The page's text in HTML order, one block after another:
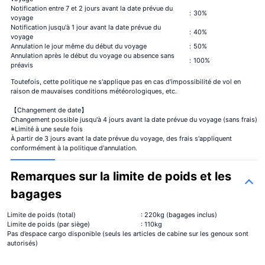
Notification entre 7 et 2 jours avant la date prévue du
voyage
：30%
Notification jusqu'à 1 jour avant la date prévue du
voyage
：40%
Annulation le jour même du début du voyage
：50%
Annulation après le début du voyage ou absence sans
préavis
：100%
Toutefois, cette politique ne s'applique pas en cas d'impossibilité de vol en
raison de mauvaises conditions météorologiques, etc.
【Changement de date】
Changement possible jusqu'à 4 jours avant la date prévue du voyage (sans frais)
※Limité à une seule fois
À partir de 3 jours avant la date prévue du voyage, des frais s'appliquent
conformément à la politique d'annulation.
Remarques sur la limite de poids et les
bagages
Limite de poids (total)
: 220kg (bagages inclus)
Limite de poids (par siège)
: 110kg
Pas d’espace cargo disponible (seuls les articles de cabine sur les genoux sont
autorisés)